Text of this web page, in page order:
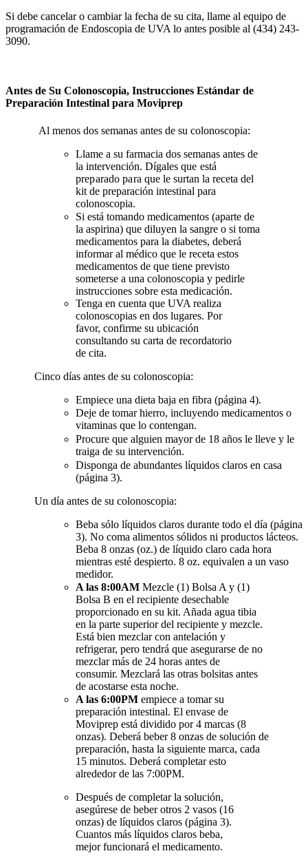
Si debe cancelar o cambiar la fecha de su cita, llame al equipo de
programación de Endoscopia de UVA lo antes posible al (434) 243-
3090.
Antes de Su Colonoscopia, Instrucciones Estándar de
Preparación Intestinal para Moviprep
Al menos dos semanas antes de su colonoscopia:
Llame a su farmacia dos semanas antes de
la intervención. Dígales que está
preparado para que le surtan la receta del
kit de preparación intestinal para
colonoscopia.
Si está tomando medicamentos (aparte de
la aspirina) que diluyen la sangre o si toma
medicamentos para la diabetes, deberá
informar al médico que le receta estos
medicamentos de que tiene previsto
someterse a una colonoscopia y pedirle
instrucciones sobre esta medicación.
Tenga en cuenta que UVA realiza
colonoscopias en dos lugares. Por
favor, confirme su ubicación
consultando su carta de recordatorio
de cita.
Cinco días antes de su colonoscopia:
Empiece una dieta baja en fibra (página 4).
Deje de tomar hierro, incluyendo medicamentos o
vitaminas que lo contengan.
Procure que alguien mayor de 18 años le lleve y le
traiga de su intervención.
Disponga deabundantes líquidos claros en casa
(página 3).
Un día antes de su colonoscopia:
Beba sólo líquidos claros durante todo el día (página
3). No coma alimentos sólidos ni productos lácteos.
Beba 8 onzas (oz.) de líquido claro cada hora
mientras esté despierto. 8 oz. equivalen a un vaso
medidor.
A las 8:00AM Mezcle (1) Bolsa A y (1)
Bolsa B en el recipiente desechable
proporcionado en su kit. Añada agua tibia
en la parte superior del recipiente y mezcle.
Está bien mezclar con antelación y
refrigerar, pero tendrá que asegurarse de no
mezclar más de 24 horas antes de
consumir. Mezclará las otras bolsitas antes
de acostarse esta noche.
A las 6:00PM empiece a tomar su
preparación intestinal. El envase de
Moviprep está dividido por 4 marcas (8
onzas). Deberá beber 8 onzas de solución de
preparación, hasta la siguiente marca, cada
15 minutos. Deberá completar esto
alrededor de las 7:00PM.
Después de completar la solución,
asegúrese de beber otros 2 vasos (16
onzas) de líquidos claros (página 3).
Cuantos más líquidos claros beba,
mejor funcionará el medicamento.